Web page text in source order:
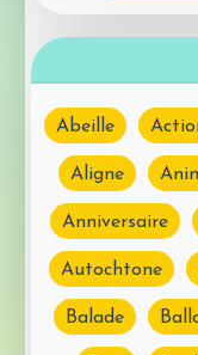
Abeille
Aligne
Anniversaire
Autochtone
Balade